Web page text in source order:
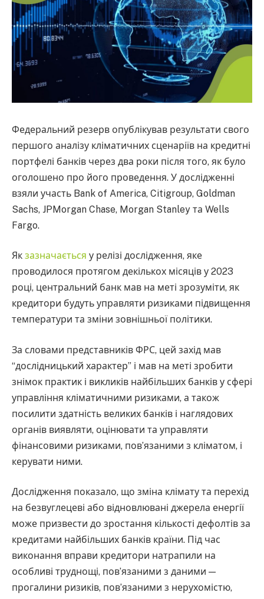
Федеральний резерв опублікував результати свого
першого аналізу кліматичних сценаріїв на кредитні
портфелі банків через два роки після того, як було
оголошено про його проведення. У дослідженні
взяли участь Bank of America, Citigroup, Goldman
Sachs, JPMorgan Chase, Morgan Stanley та Wells
Fargo.
Як зазначається у релізі дослідження, яке
проводилося протягом декількох місяців у 2023
році, центральний банк мав на меті зрозуміти, як
кредитори будуть управляти ризиками підвищення
температури та зміни зовнішньої політики.
За словами представників ФРС, цей захід мав
“дослідницький характер” і мав на меті зробити
знімок практик і викликів найбільших банків у сфері
управління кліматичними ризиками, а також
посилити здатність великих банків і наглядових
органів виявляти, оцінювати та управляти
фінансовими ризиками, пов’язаними з кліматом, і
керувати ними.
Дослідження показало, що зміна клімату та перехід
на безвуглецеві або відновлювані джерела енергії
може призвести до зростання кількості дефолтів за
кредитами найбільших банків країни. Під час
виконання вправи кредитори натрапили на
особливі труднощі, пов’язаними з даними —
прогалини ризиків, пов’язаними з нерухомістю,